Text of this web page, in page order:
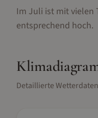
Im Juli ist mit vielen
entsprechend hoch.
Detaillierte